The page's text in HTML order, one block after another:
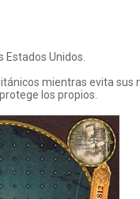
Unidos.
mientras evita sus
los propios.